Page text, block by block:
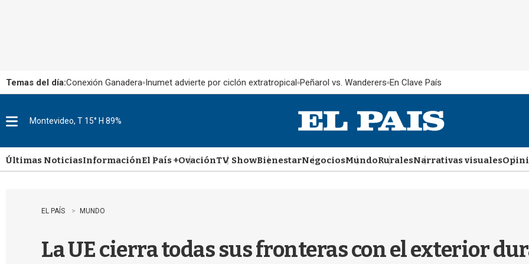
Temas del día:Conexión Ganadera Inumet advierte por ciclón extratropical Peñarol vs. Wanderers En Clave País
u
Montevideo, T 15° H 89%
Últimas NoticiasInformaciónEl País +OvaciónTV ShowBienestarNegociosMundoRuralesNarrativas visuales
EL PAÍS MUNDO
La UE cierra todas sus fronteras con el exterior